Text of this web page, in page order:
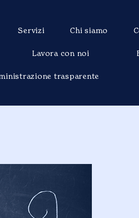
Servizi Chi siamo
Lavora con noi
trasparente